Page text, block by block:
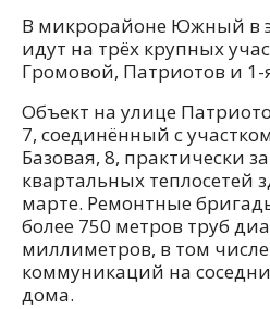
В микрорайоне Южный в
идут на трёх крупных
Громовой, Патриотов и
Объект на улице
7, соединённый с
Базовая, 8, практически
квартальных теплосетей
марте. Ремонтные
более 750 метров труб
миллиметров, в том
коммуникаций на
дома.